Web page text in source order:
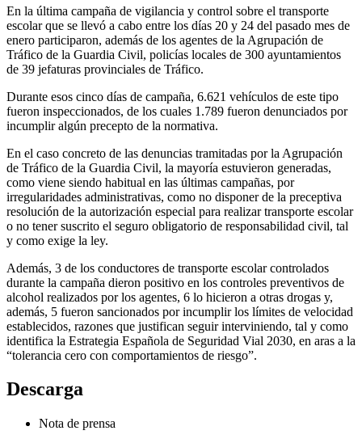
En la última campaña de vigilancia y control sobre el transporte
escolar que se llevó a cabo entre los días 20 y 24 del pasado mes de
enero participaron, además de los agentes de la Agrupación de
Tráfico de la Guardia Civil, policías locales de 300 ayuntamientos
de 39 jefaturas provinciales de Tráfico.
Durante esos cinco días de campaña, 6.621 vehículos de este tipo
fueron inspeccionados, de los cuales 1.789 fueron denunciados por
incumplir algún precepto de la normativa.
En el caso concreto de las denuncias tramitadas por la Agrupación
de Tráfico de la Guardia Civil, la mayoría estuvieron generadas,
como viene siendo habitual en las últimas campañas, por
irregularidades administrativas, como no disponer de la preceptiva
resolución de la autorización especial para realizar transporte escolar
o no tener suscrito el seguro obligatorio de responsabilidad civil, tal
y como exige la ley.
Además, 3 de los conductores de transporte escolar controlados
durante la campaña dieron positivo en los controles preventivos de
alcohol realizados por los agentes, 6 lo hicieron a otras drogas y,
además, 5 fueron sancionados por incumplir los límites de velocidad
establecidos, razones que justifican seguir interviniendo, tal y como
identifica la Estrategia Española de Seguridad Vial 2030, en aras a la
“tolerancia cero con comportamientos de riesgo”.
Descarga
Nota de prensa